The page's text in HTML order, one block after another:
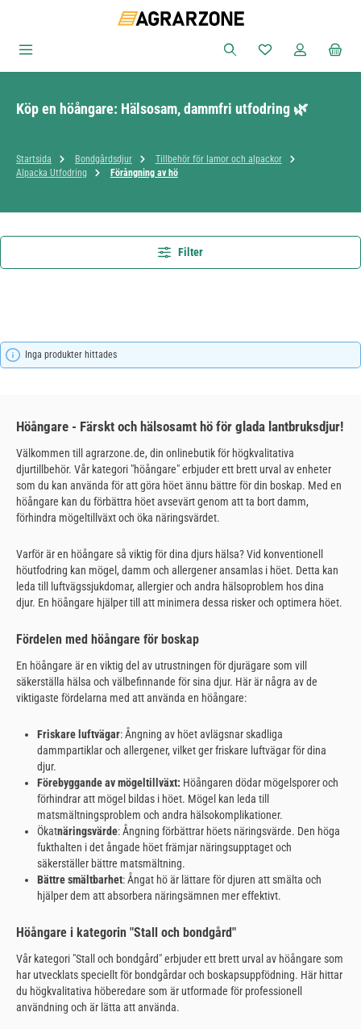
Du har 0 objekt i
Köp en höångare: Hälsosam, dammfri utfodring 🌿
Startsida Bondgårdsdjur
Tillbehör för lamor och alpackor
Alpacka Utfodring
Förångning av hö
Filter
Inga produkter hittades
Höångare - Färskt och hälsosamt hö för glada lantbruksdjur!
Välkommen till agrarzone.de, din onlinebutik för högkvalitativa
djurtillbehör. Vår kategori "höångare" erbjuder ett brett urval av enheter
som du kan använda för att göra höet ännu bättre för din boskap. Med en
höångare kan du förbättra höet avsevärt genom att ta bort damm,
förhindra mögeltillväxt och öka näringsvärdet.
Varför är en höångare så viktig för dina djurs hälsa? Vid konventionell
höutfodring kan mögel, damm och allergener ansamlas i höet. Detta kan
leda till luftvägssjukdomar, allergier och andra hälsoproblem hos dina
djur. En höångare hjälper till att minimera dessa risker och optimera höet.
Fördelen med höångare för boskap
En höångare är en viktig del av utrustningen för djurägare som vill
säkerställa hälsa och välbefinnande för sina djur. Här är några av de
viktigaste fördelarna med att använda en höångare:
Friskare luftvägar: Ångning av höet avlägsnar skadliga
dammpartiklar och allergener, vilket ger friskare luftvägar för dina
djur.
Förebyggande av mögeltillväxt: Höångaren dödar mögelsporer och
förhindrar att mögel bildas i höet. Mögel kan leda till
matsmältningsproblem och andra hälsokomplikationer.
Ökatnäringsvärde: Ångning förbättrar höets näringsvärde. Den höga
fukthalten i det ångade höet främjar näringsupptaget och
säkerställer bättre matsmältning.
Bättre smältbarhet: Ångat hö är lättare för djuren att smälta och
hjälper dem att absorbera näringsämnen mer effektivt.
Höångare i kategorin "Stall och bondgård"
Vår kategori "Stall och bondgård" erbjuder ett brett urval av höångare som
har utvecklats speciellt för bondgårdar och boskapsuppfödning. Här hittar
du högkvalitativa höberedare som är utformade för professionell
användning och är lätta att använda.